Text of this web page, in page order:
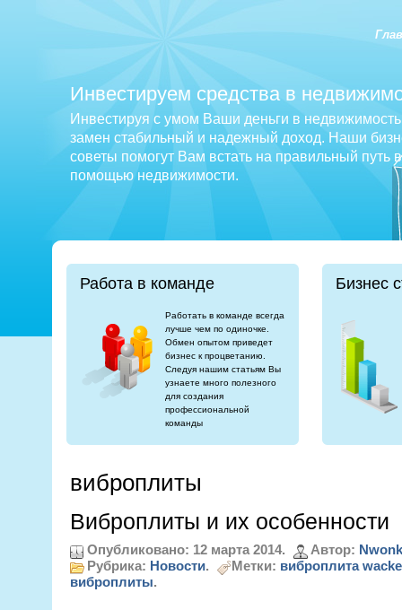
Инвестируем средства в
Инвестируя с умом Ваши деньги в
замен стабильный и надежный доход. Наши
советы помогут Вам встать на правильный путь
помощью недвижимости.
Работа в команде
Работать в команде всегда
лучше чем по одиночке.
Обмен опытом приведет
бизнес к процветанию.
Следуя нашим статьям Вы
узнаете много полезного
для создания
профессиональной
команды
Бизнес
виброплиты
Виброплиты и их особенности
Опубликовано: 12 марта 2014. Автор:
Рубрика: Новости. Метки: виброплита
виброплиты.